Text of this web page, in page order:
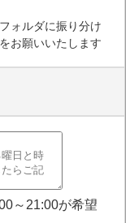
ォルダに振り分け
お願いいたします
～21:00が希望